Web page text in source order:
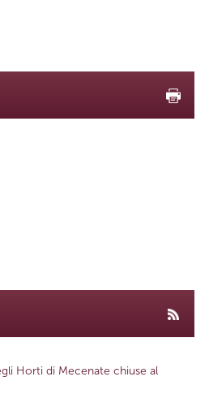
Horti di Mecenate chiuse al